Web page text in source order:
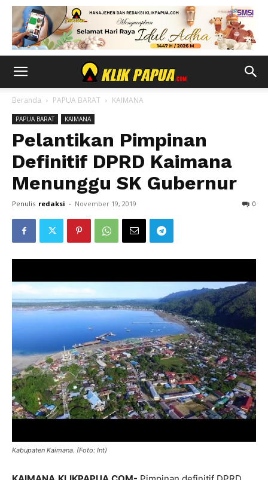
Beranda PAPUA BARAT KAIMANA
PAPUA BARAT KAIMANA
Pelantikan Pimpinan
Definitif DPRD Kaimana
Menunggu SK Gubernur
Penulis redaksi - November 19, 2019 0
Kabupaten Kaimana. (Foto: Int)